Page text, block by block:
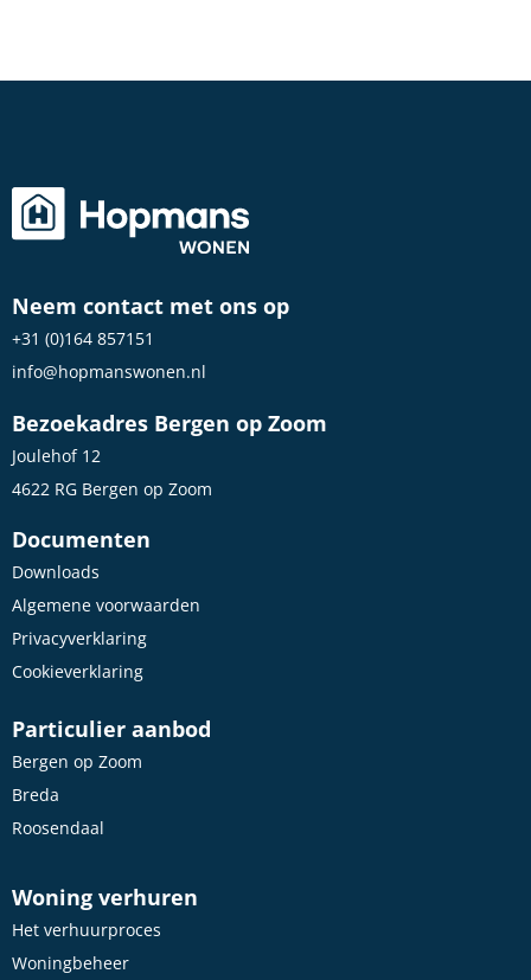
Neem contact met ons op
+31 (0)164 857151
info@hopmanswonen.nl
Bezoekadres Bergen op Zoom
Joulehof 12
4622 RG Bergen op Zoom
Documenten
Downloads
Algemene voorwaarden
Privacyverklaring
Cookieverklaring
Particulier aanbod
Bergen op Zoom
Breda
Roosendaal
Woning verhuren
Het verhuurproces
Woningbeheer